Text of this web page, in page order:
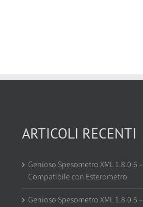
ARTICOLI RECENTI
Genioso Spesometro XML 1.8.0.6 –
Compatibile con Esterometro
Genioso Spesometro XML 1.8.0.5 –